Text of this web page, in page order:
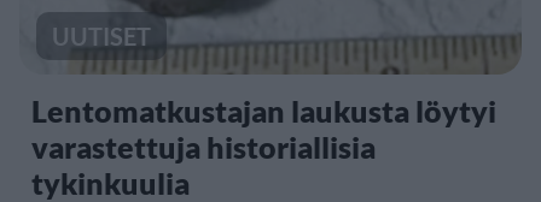
UUTISET
Lentomatkustajan laukusta löytyi
varastettuja historiallisia
tykinkuulia